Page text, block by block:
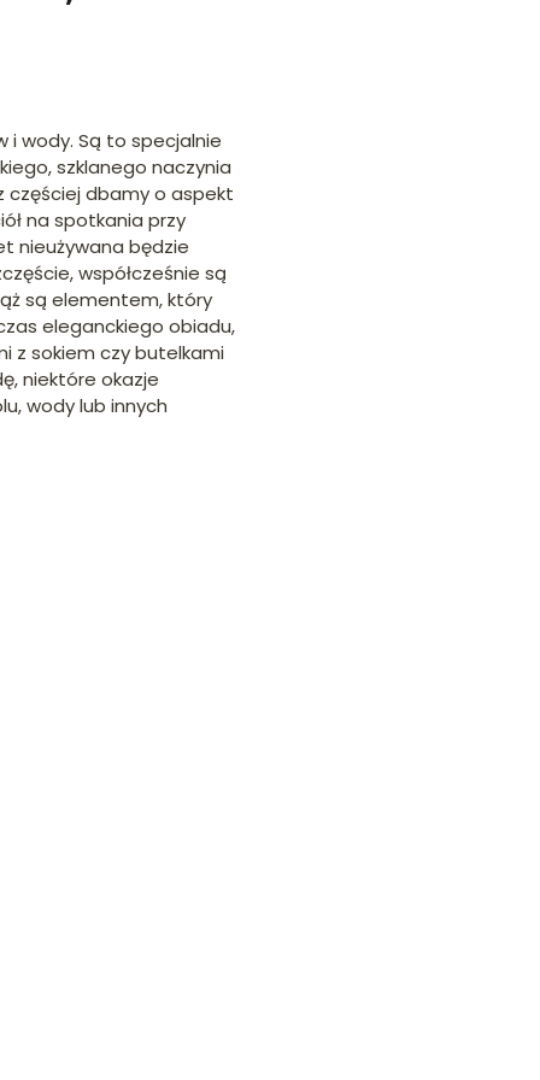
i wody. Są to specjalnie
szklanego naczynia
częściej dbamy o aspekt
na spotkania przy
nieużywana będzie
współcześnie są
są elementem, który
eleganckiego obiadu,
z sokiem czy butelkami
niektóre okazje
wody lub innych